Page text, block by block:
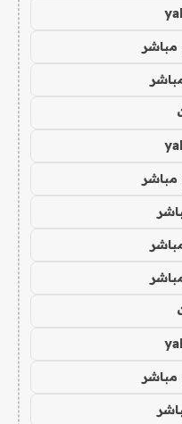
مباشر
مباشر
مباشر